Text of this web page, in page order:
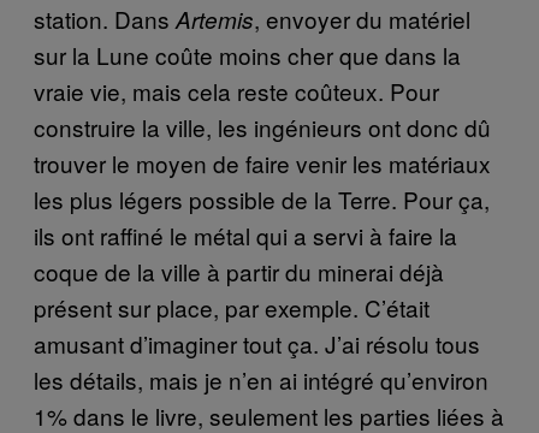
station. Dans Artemis, envoyer du matériel
sur la Lune coûte moins cher que dans la
vraie vie, mais cela reste coûteux. Pour
construire la ville, les ingénieurs ont donc dû
trouver le moyen de faire venir les matériaux
les plus légers possible de la Terre. Pour ça,
ils ont raffiné le métal qui a servi à faire la
coque de la ville à partir du minerai déjà
présent sur place, par exemple. C’était
amusant d’imaginer tout ça. J’ai résolu tous
les détails, mais je n’en ai intégré qu’environ
1% dans le livre, seulement les parties liées à